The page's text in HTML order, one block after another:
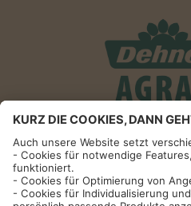
Informationen